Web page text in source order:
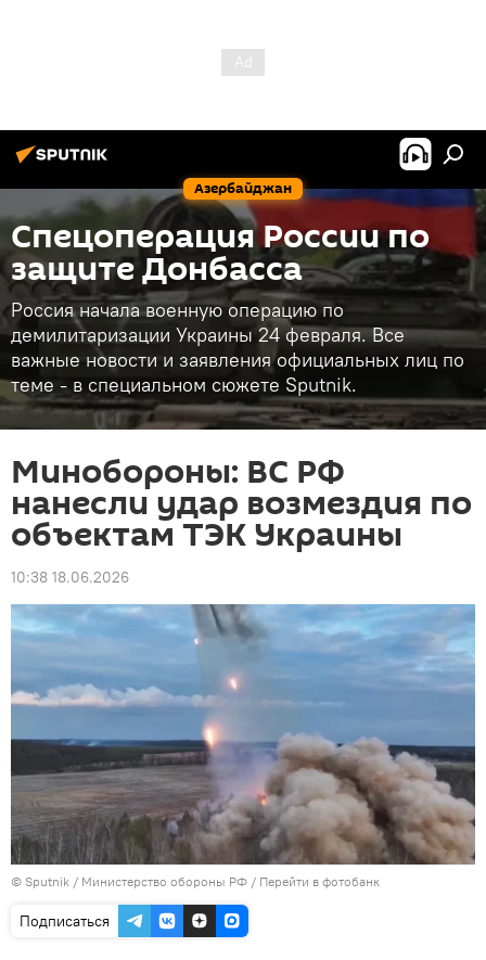
Азербайджан
Спецоперация России по
защите Донбасса
Россия начала военную операцию по
демилитаризации Украины 24 февраля. Все
важные новости и заявления официальных лиц по
теме - в специальном сюжете Sputnik.
Минобороны: ВС РФ
нанесли удар возмездия по
объектам ТЭК Украины
10:38 18.06.2026
© Sputnik / Министерство обороны РФ / Перейти в фотобанк
Подписаться